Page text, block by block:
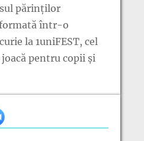
părinților
într-o
la 1uniFEST, cel
pentru copii și